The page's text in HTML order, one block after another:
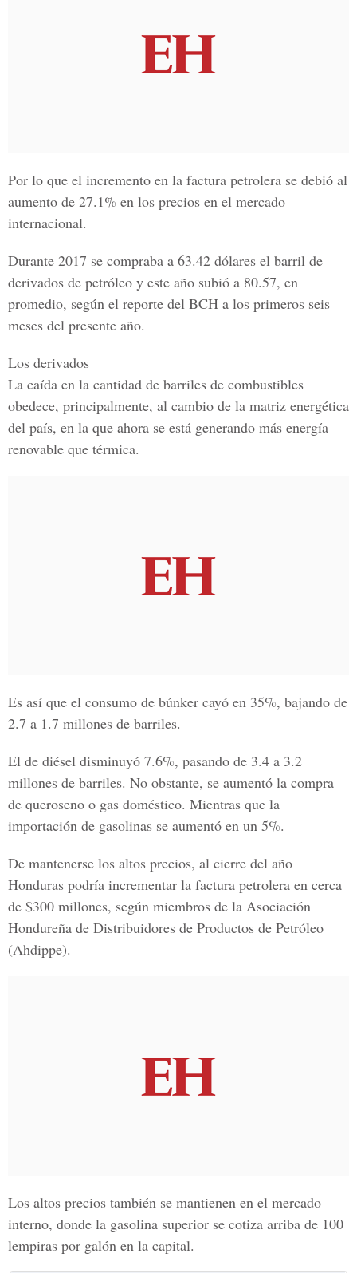
Por lo que el incremento en la factura petrolera se debió al
aumento de 27.1% en los precios en el mercado
internacional.
Durante 2017 se compraba a 63.42 dólares el barril de
derivados de petróleo y este año subió a 80.57, en
promedio, según el reporte del BCH a los primeros seis
meses del presente año.
Los derivados
La caída en la cantidad de barriles de combustibles
obedece, principalmente, al cambio de la matriz energética
del país, en la que ahora se está generando más energía
renovable que térmica.
Es así que el consumo de búnker cayó en 35%, bajando de
2.7 a 1.7 millones de barriles.
El de diésel disminuyó 7.6%, pasando de 3.4 a 3.2
millones de barriles. No obstante, se aumentó la compra
de queroseno o gas doméstico. Mientras que la
importación de gasolinas se aumentó en un 5%.
De mantenerse los altos precios, al cierre del año
Honduras podría incrementar la factura petrolera en cerca
de $300 millones, según miembros de la Asociación
Hondureña de Distribuidores de Productos de Petróleo
(Ahdippe).
Los altos precios también se mantienen en el mercado
interno, donde la gasolina superior se cotiza arriba de 100
lempiras por galón en la capital.